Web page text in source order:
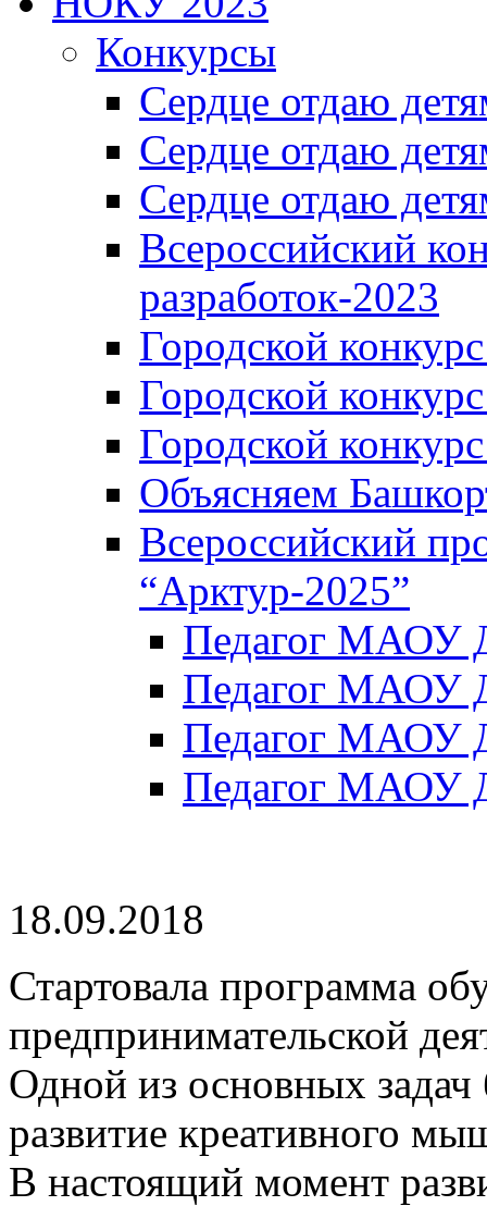
Конкурсы
Сердце отдаю
Сердце отдаю
Сердце отдаю
Всероссийский
разработок-2023
Городской
Городской
Городской
Объясняем
Всероссийский
“Арктур-2025”
Педагог МАОУ
Педагог МАОУ
Педагог МАОУ
Педагог МАОУ
18.09.2018
Стартовала программа
предпринимательской
Одной из основных задач
развитие креативного
В настоящий момент